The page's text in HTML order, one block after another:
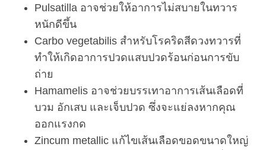
Pulsatilla อาจช่วยให้อาการไม่สบายในทวาร
หนักดีขึ้น
Carbo vegetabilis สำหรับโรคริดสีดวงทวารที่
ทำให้เกิดอาการปวดแสบปวดร้อนก่อนการขับ
ถ่าย
Hamamelis อาจช่วยบรรเทาอาการเส้นเลือดที่
บวม อักเสบ และเจ็บปวด ซึ่งจะแย่ลงหากคุณ
ออกแรงกด
Zincum metallic แก้ไขเส้นเลือดขอดขนาดใหญ่